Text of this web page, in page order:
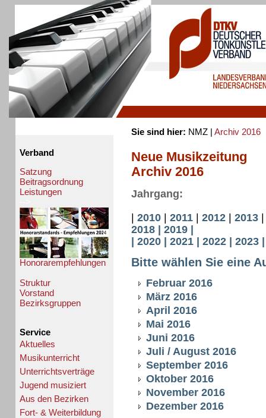
Verband
Satzung
Beitragsordnung
Leistungen
Honorarempfehlungen
Struktur
Vorstand
Bezirksgruppen
Service
Aktuelles
Musikunterricht
Unterrichtsverträge
Jugend musiziert
Aus den Bezirken
Fort- & Weiterbildung
Sie sind hier: NMZ | Archiv 2016
Neue Musikzeitung
Archiv 2016
Jahrgang:
| 2010| 2011| 2012| 2013
2018 | 2019 |
| 2020 | 2021 | 2022 | 2023
Bitte wählen Sie eine
Februar 2016
März 2016
April 2016
Mai 2016
Juni 2016
Juli / August 2016
September 2016
Oktober 2016
November 2016
Dezember 2016